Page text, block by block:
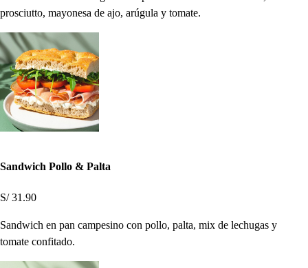
prosciutto, mayonesa de ajo, arúgula y tomate.
Sandwich Pollo & Palta
S/ 31.90
Sandwich en pan campesino con pollo, palta, mix de lechugas y
tomate confitado.